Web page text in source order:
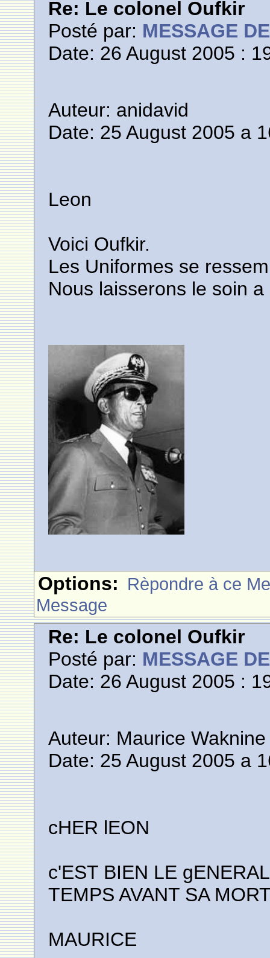
Re: Le colonel Oufkir
Posté par: MESSAGE
Date: 26 August 2005 :
Auteur: anidavid
Date: 25 August 2005 a
Leon
Voici Oufkir.
Les Uniformes se
Nous laisserons le soin
Options: Rèpondre à ce
Message
Re: Le colonel Oufkir
Posté par: MESSAGE
Date: 26 August 2005 :
Auteur: Maurice Waknine
Date: 25 August 2005 a
cHER lEON
c'EST BIEN LE
TEMPS AVANT SA
MAURICE